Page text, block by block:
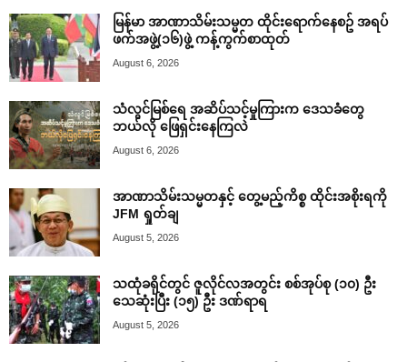
မြန်မာ အာဏာသိမ်းသမ္မတ ထိုင်းရောက်နေစဥ် အရပ်
ဖက်အဖွဲ့(၁၆)ဖွဲ့ ကန့်ကွက်စာထုတ်
August 6, 2026
သံလွင်မြစ်ရေ အဆိပ်သင့်မှုကြားက ဒေသခံတွေ
ဘယ်လို ဖြေရှင်းနေကြလဲ
August 6, 2026
အာဏာသိမ်းသမ္မတနှင့် တွေ့မည့်ကိစ္စ ထိုင်းအစိုးရကို
JFM ရှုတ်ချ
August 5, 2026
သထုံခရိုင်တွင် ဇူလိုင်လအတွင်း စစ်အုပ်စု (၁၀) ဦး
သေဆုံးပြီး (၁၅) ဦး ဒဏ်ရာရ
August 5, 2026